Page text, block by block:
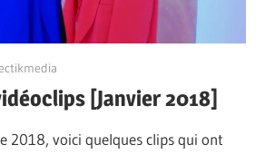
[Janvier 2018]
2018, voici quelques clips qui ont